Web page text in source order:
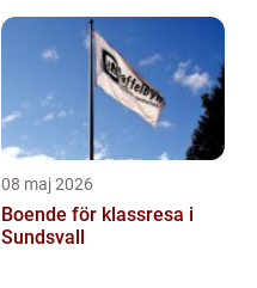
08 maj 2026
Boende för klassresa i
Sundsvall